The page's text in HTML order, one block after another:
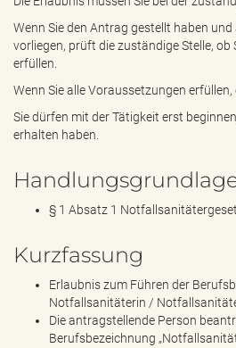
Wenn Sie den Antrag gestellt haben
vorliegen, prüft die zuständige Stelle, ob
erfüllen.
Wenn Sie alle Voraussetzungen erfüllen,
Sie dürfen mit der Tätigkeit erst
erhalten haben.
§ 1 Absatz 1
Kurzfassung
Erlaubnis zum Führen der
Notfallsanitäterin /
Die antragstellende Person
Berufsbezeichnung